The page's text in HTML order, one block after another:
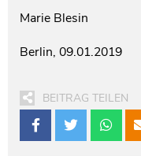
Marie Blesin
Berlin, 09.01.2019
BEITRAG TEILEN